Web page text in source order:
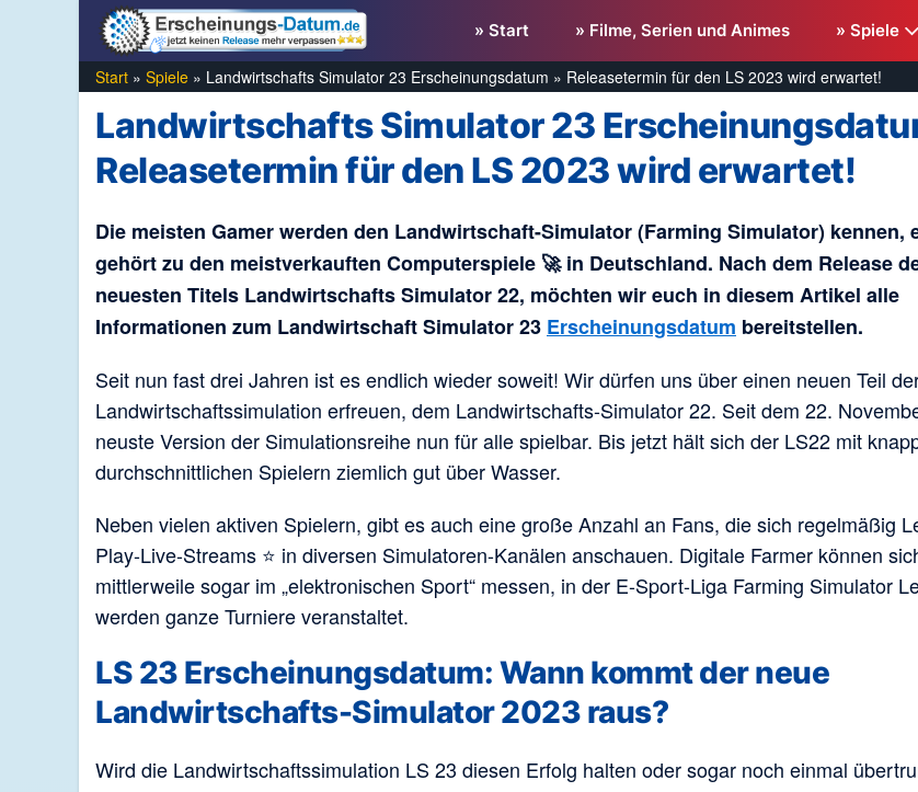
» Start » Filme, Serien und Animes » Spiele
Start » Spiele » Landwirtschafts Simulator 23 Erscheinungsdatum » Releasetermin für den LS 2023 wird erwartet!
Landwirtschafts Simulator 23
Releasetermin für den LS 2023 wird erwartet!
Die meisten Gamer werden den Landwirtschaft-Simulator (Farming Simulator) kennen,
gehört zu den meistverkauften Computerspiele 🚀 in Deutschland. Nach dem Release
neuesten Titels Landwirtschafts Simulator 22, möchten wir euch in diesem Artikel alle
Informationen zum Landwirtschaft Simulator 23 Erscheinungsdatum bereitstellen.
Seit nun fast drei Jahren ist es endlich wieder soweit! Wir dürfen uns über einen neuen Teil
Landwirtschaftssimulation erfreuen, dem Landwirtschafts-Simulator 22. Seit dem 22.
neuste Version der Simulationsreihe nun für alle spielbar. Bis jetzt hält sich der LS22 mit
durchschnittlichen Spielern ziemlich gut über Wasser.
Neben vielen aktiven Spielern, gibt es auch eine große Anzahl an Fans, die sich regelmäßig
Play-Live-Streams ⭐ in diversen Simulatoren-Kanälen anschauen. Digitale Farmer können
mittlerweile sogar im „elektronischen Sport“ messen, in der E-Sport-Liga Farming Simulator
werden ganze Turniere veranstaltet.
LS 23 Erscheinungsdatum: Wann kommt der neue
Landwirtschafts-Simulator 2023 raus?
Wird die Landwirtschaftssimulation LS 23 diesen Erfolg halten oder sogar noch einmal